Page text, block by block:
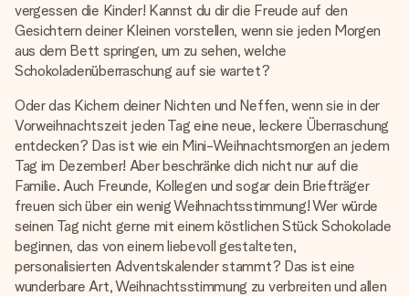
vergessen die Kinder! Kannst du dir die Freude auf den
Gesichtern deiner Kleinen vorstellen, wenn sie jeden Morgen
aus dem Bett springen, um zu sehen, welche
Schokoladenüberraschung auf sie wartet?
Oder das Kichern deiner Nichten und Neffen, wenn sie in der
Vorweihnachtszeit jeden Tag eine neue, leckere Überraschung
entdecken? Das ist wie ein Mini-Weihnachtsmorgen an jedem
Tag im Dezember! Aber beschränke dich nicht nur auf die
Familie. Auch Freunde, Kollegen und sogar dein Briefträger
freuen sich über ein wenig Weihnachtsstimmung! Wer würde
seinen Tag nicht gerne mit einem köstlichen Stück Schokolade
beginnen, das von einem liebevoll gestalteten,
personalisierten Adventskalender stammt? Das ist eine
wunderbare Art, Weihnachtsstimmung zu verbreiten und allen